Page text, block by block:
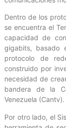
Dentro de los
se encuentra el
capacidad de
gigabits, basado
protocolo de
construido por
necesidad de
bandera de la
Venezuela (Cantv).
Por otro lado, el